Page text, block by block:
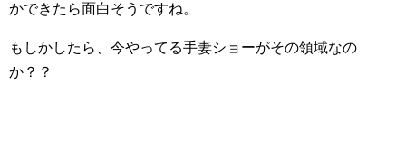
かできたら面白そうですね。
もしかしたら、今やってる手妻ショーがその領域なの
か？？